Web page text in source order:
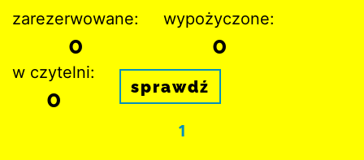
zarezerwowane:
0
wypożyczone:
0
w czytelni:
0 sprawdź
1